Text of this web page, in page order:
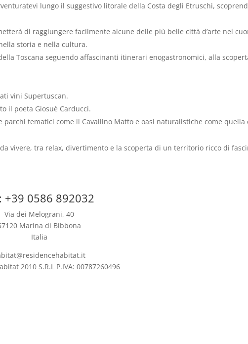
lungo il suggestivo litorale della Costa degli Etruschi,
di raggiungere facilmente alcune delle più belle città d’arte nel
storia e nella cultura.
Toscana seguendo affascinanti itinerari enogastronomici, alla
vini Supertuscan.
il poeta Giosuè Carducci.
parchi tematici come il Cavallino Matto e oasi naturalistiche come quella
vivere, tra relax, divertimento e la scoperta di un territorio ricco di
+39 0586 892032
Via dei Melograni, 40
Marina di Bibbona
Italia
2010 S.R.L P.IVA: 00787260496